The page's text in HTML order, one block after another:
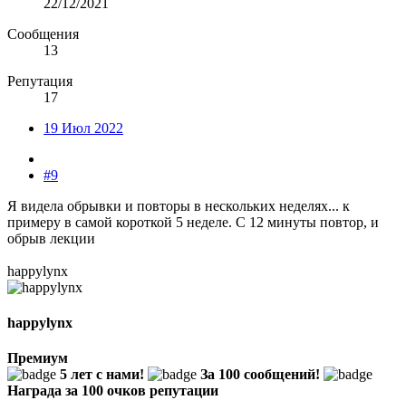
Сообщения
13
Репутация
17
19 Июл 2022
#9
Я видела обрывки и повторы в нескольких неделях... к
примеру в самой короткой 5 неделе. С 12 минуты повтор, и
обрыв лекции
happylynx
happylynx
Премиум
5 лет с нами!
За 100 сообщений!
Награда за 100 очков репутации